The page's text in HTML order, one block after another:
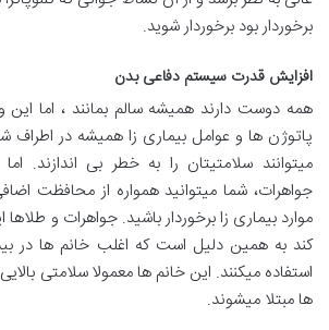
برخوردار بود برخوردار شوید.
افزایش قدرت سیستم دفاعی بدن
همه دوست دارند همیشه سالم بمانند ، اما این
پاتوژن ها و عوامل بیماری زا همیشه در اطراف
میتوانند سلامتیتان را به خطر بی اندازند.
جواهرات، شما میتوانید همواره از محافظت
موارد بیماری زا برخوردار باشید. جواهرات و
کند به همین دلیل است که اغلب خانم ها در
استفاده میکنند. این خانم ها معمولا سلامتی
ها مبتلا میشوند.